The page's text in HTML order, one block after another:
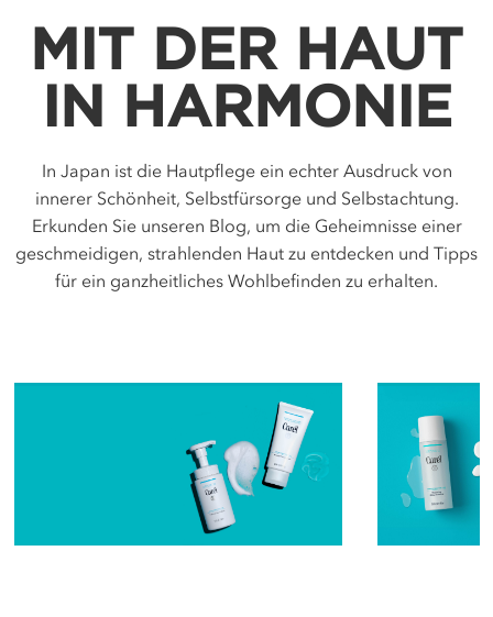
MIT DER HAUT
IN HARMONIE
In Japan ist die Hautpflege ein echter Ausdruck von
innerer Schönheit, Selbstfürsorge und Selbstachtung.
Erkunden Sie unseren Blog, um die Geheimnisse einer
geschmeidigen, strahlenden Haut zu entdecken und Tipps
für ein ganzheitliches Wohlbefinden zu erhalten.